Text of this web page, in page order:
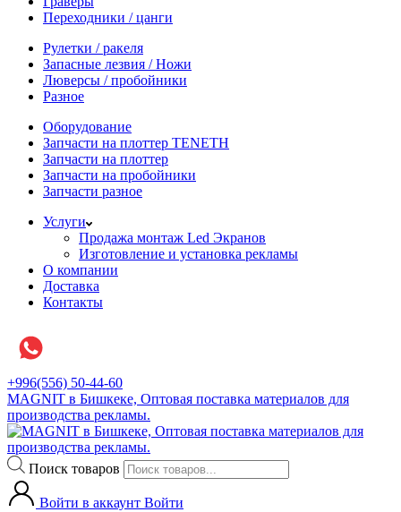
Переходники / цанги
Рулетки / ракеля
Запасные лезвия / Ножи
Люверсы / пробойники
Разное
Оборудование
Запчасти на плоттер TENETH
Запчасти на плоттер
Запчасти на пробойники
Запчасти разное
Услуги
Продажа монтаж Led Экранов
Изготовление и установка рекламы
О компании
Доставка
Контакты
+996(556) 50-44-60
MAGNIT в Бишкеке, Оптовая поставка материалов для
производства рекламы.
Поиск товаров
Войти в аккаунт Войти